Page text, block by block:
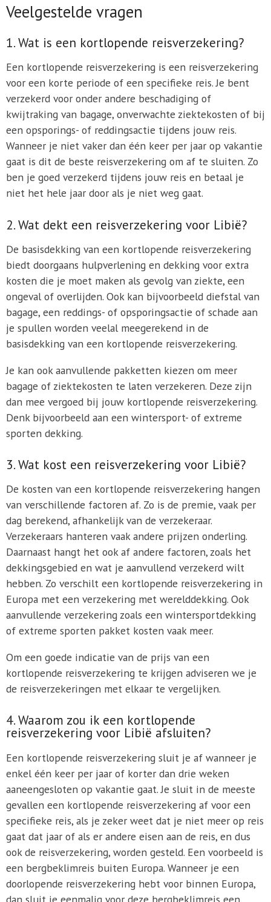
Veelgestelde vragen
1. Wat is een kortlopende reisverzekering?
Een kortlopende reisverzekering is een reisverzekering
voor een korte periode of een specifieke reis. Je bent
verzekerd voor onder andere beschadiging of
kwijtraking van bagage, onverwachte ziektekosten of bij
een opsporings- of reddingsactie tijdens jouw reis.
Wanneer je niet vaker dan één keer per jaar op vakantie
gaat is dit de beste reisverzekering om af te sluiten. Zo
ben je goed verzekerd tijdens jouw reis en betaal je
niet het hele jaar door als je niet weg gaat.
2. Wat dekt een reisverzekering voor Libië?
De basisdekking van een kortlopende reisverzekering
biedt doorgaans hulpverlening en dekking voor extra
kosten die je moet maken als gevolg van ziekte, een
ongeval of overlijden. Ook kan bijvoorbeeld diefstal van
bagage, een reddings- of opsporingsactie of schade aan
je spullen worden veelal meegerekend in de
basisdekking van een kortlopende reisverzekering.
Je kan ook aanvullende pakketten kiezen om meer
bagage of ziektekosten te laten verzekeren. Deze zijn
dan mee vergoed bij jouw kortlopende reisverzekering.
Denk bijvoorbeeld aan een wintersport- of extreme
sporten dekking.
3. Wat kost een reisverzekering voor Libië?
De kosten van een kortlopende reisverzekering hangen
van verschillende factoren af. Zo is de premie, vaak per
dag berekend, afhankelijk van de verzekeraar.
Verzekeraars hanteren vaak andere prijzen onderling.
Daarnaast hangt het ook af andere factoren, zoals het
dekkingsgebied en wat je aanvullend verzekerd wilt
hebben. Zo verschilt een kortlopende reisverzekering in
Europa met een verzekering met werelddekking. Ook
aanvullende verzekering zoals een wintersportdekking
of extreme sporten pakket kosten vaak meer.
Om een goede indicatie van de prijs van een
kortlopende reisverzekering te krijgen adviseren we je
de reisverzekeringen met elkaar te vergelijken.
4. Waarom zou ik een kortlopende
reisverzekering voor Libië afsluiten?
Een kortlopende reisverzekering sluit je af wanneer je
enkel één keer per jaar of korter dan drie weken
aaneengesloten op vakantie gaat. Je sluit in de meeste
gevallen een kortlopende reisverzekering af voor een
specifieke reis, als je zeker weet dat je niet meer op reis
gaat dat jaar of als er andere eisen aan de reis, en dus
ook de reisverzekering, worden gesteld. Een voorbeeld is
een bergbeklimreis buiten Europa. Wanneer je een
doorlopende reisverzekering hebt voor binnen Europa,
dan sluit je eenmalig voor deze bergbeklimreis een